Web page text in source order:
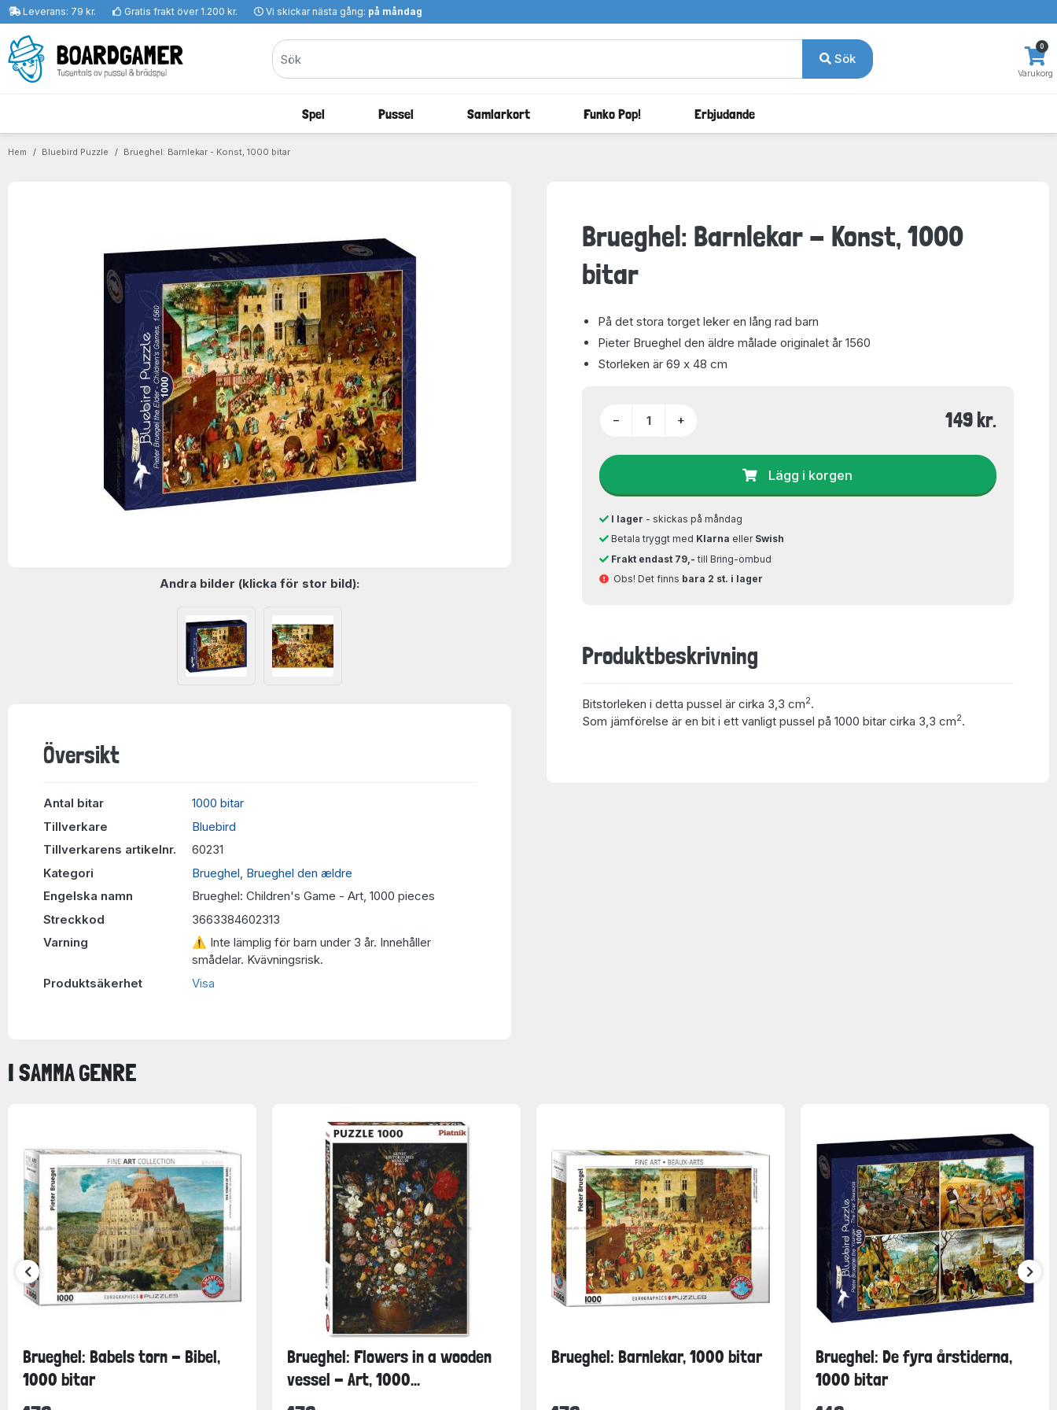
Leverans: 79 kr. Gratis frakt över 1.200 kr. Vi skickar nästa gång: på måndag
Sök
Varukorg
0
Spel Pussel Samlarkort Funko Pop! Erbjudande
Hem Bluebird Puzzle Brueghel: Barnlekar - Konst, 1000 bitar
Andra bilder (klicka för stor bild):
Översikt
Antal bitar
1000 bitar
Tillverkare
Bluebird
Tillverkarens artikelnr.
60231
Kategori
Brueghel Brueghel den ældre
Engelska namn
Brueghel: Children's Game - Art, 1000 pieces
Streckkod
3663384602313
Varning
⚠ Inte lämplig för barn under 3 år. Innehåller
smådelar. Kvävningsrisk.
Produktsäkerhet
Visa
Brueghel: Barnlekar - Konst, 1000
bitar
På det stora torget leker en lång rad barn
Pieter Brueghel den äldre målade originalet år 1560
Storleken är 69 x 48 cm
− + 149 kr.
Lägg i korgen
I lager - skickas på måndag
Betala tryggt med Klarna eller Swish
Frakt endast 79,- till Bring-ombud
Obs! Det finns bara 2 st. i lager
Produktbeskrivning
Bitstorleken i detta pussel är cirka 3,3 cm2.
Som jämförelse är en bit i ett vanligt pussel på 1000 bitar cirka 3,3 cm2.
I SAMMA GENRE
Brueghel: Babels torn - Bibel,
1000 bitar
Brueghel: Flowers in a wooden
vessel - Art, 1000...
Brueghel: Barnlekar, 1000 bitar
Brueghel: De fyra årstiderna,
1000 bitar